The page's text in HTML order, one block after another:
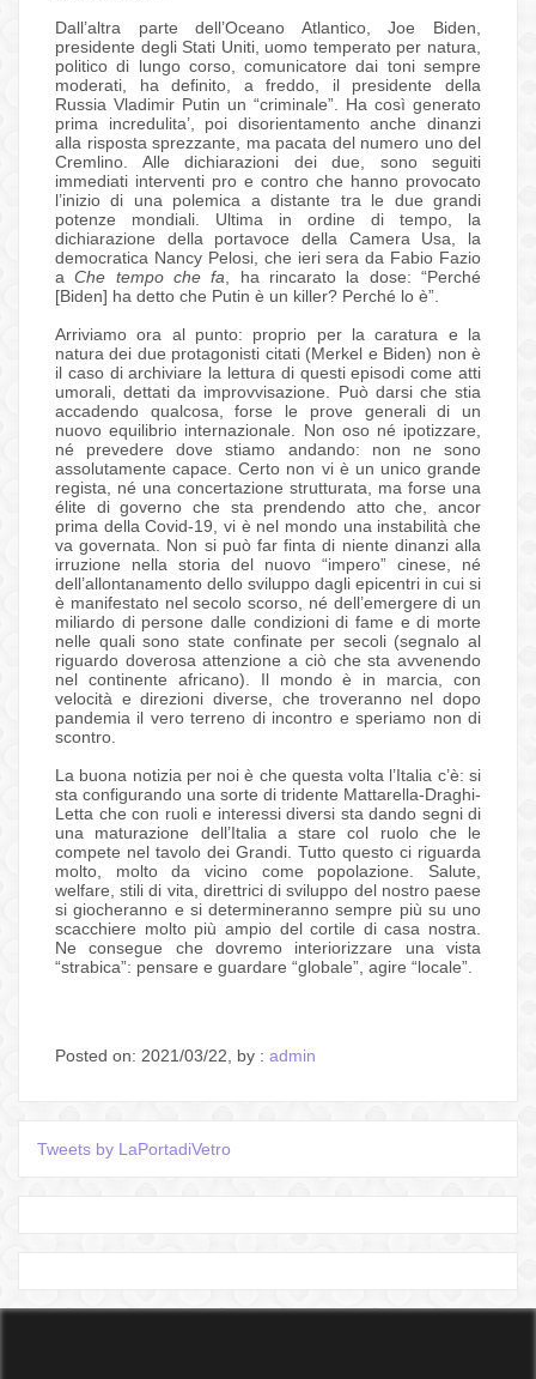
Dall’altra parte dell’Oceano Atlantico, Joe Biden,
presidente degli Stati Uniti, uomo temperato per natura,
politico di lungo corso, comunicatore dai toni sempre
moderati, ha definito, a freddo, il presidente della
Russia Vladimir Putin un “criminale”. Ha così generato
prima incredulita’, poi disorientamento anche dinanzi
alla risposta sprezzante, ma pacata del numero uno del
Cremlino. Alle dichiarazioni dei due, sono seguiti
immediati interventi pro e contro che hanno provocato
l’inizio di una polemica a distante tra le due grandi
potenze mondiali. Ultima in ordine di tempo, la
dichiarazione della portavoce della Camera Usa, la
democratica Nancy Pelosi, che ieri sera da Fabio Fazio
aChe tempo che fa , ha rincarato la dose: “Perché
[Biden] ha detto che Putin è un killer? Perché lo è”.
Arriviamo ora al punto: proprio per la caratura e la
natura dei due protagonisti citati (Merkel e Biden) non è
il caso di archiviare la lettura di questi episodi come atti
umorali, dettati da improvvisazione. Può darsi che stia
accadendo qualcosa, forse le prove generali di un
nuovo equilibrio internazionale. Non oso né ipotizzare,
né prevedere dove stiamo andando: non ne sono
assolutamente capace. Certo non vi è un unico grande
regista, né una concertazione strutturata, ma forse una
élite di governo che sta prendendo atto che, ancor
prima della Covid-19, vi è nel mondo una instabilità che
va governata. Non si può far finta di niente dinanzi alla
irruzione nella storia del nuovo “impero” cinese, né
dell’allontanamento dello sviluppo dagli epicentri in cui si
è manifestato nel secolo scorso, né dell’emergere di un
miliardo di persone dalle condizioni di fame e di morte
nelle quali sono state confinate per secoli (segnalo al
riguardo doverosa attenzione a ciò che sta avvenendo
nel continente africano). Il mondo è in marcia, con
velocità e direzioni diverse, che troveranno nel dopo
pandemia il vero terreno di incontro e speriamo non di
scontro.
La buona notizia per noi è che questa volta l’Italia c’è: si
sta configurando una sorte di tridente Mattarella-Draghi-
Letta che con ruoli e interessi diversi sta dando segni di
una maturazione dell’Italia a stare col ruolo che le
compete nel tavolo dei Grandi. Tutto questo ci riguarda
molto, molto da vicino come popolazione. Salute,
welfare, stili di vita, direttrici di sviluppo del nostro paese
si giocheranno e si determineranno sempre più su uno
scacchiere molto più ampio del cortile di casa nostra.
Ne consegue che dovremo interiorizzare una vista
“strabica”: pensare e guardare “globale”, agire “locale”.
Posted on: 2021/03/22, by : admin
Tweets by LaPortadiVetro